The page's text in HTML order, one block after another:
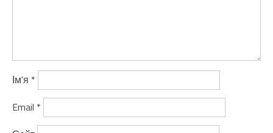
Ім'я *
Email *